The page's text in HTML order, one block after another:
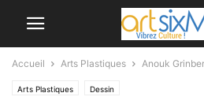
Accueil Arts Plastiques Anouk
Arts Plastiques Dessin